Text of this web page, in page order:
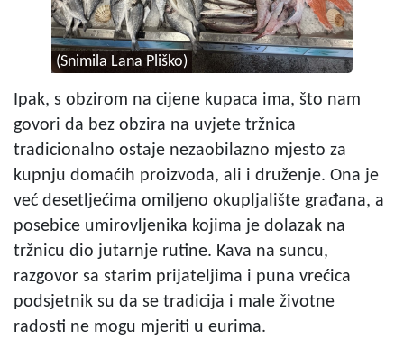
(Snimila Lana Pliško)
Ipak, s obzirom na cijene kupaca ima, što nam
govori da bez obzira na uvjete tržnica
tradicionalno ostaje nezaobilazno mjesto za
kupnju domaćih proizvoda, ali i druženje. Ona je
već desetljećima omiljeno okupljalište građana, a
posebice umirovljenika kojima je dolazak na
tržnicu dio jutarnje rutine. Kava na suncu,
razgovor sa starim prijateljima i puna vrećica
podsjetnik su da se tradicija i male životne
radosti ne mogu mjeriti u eurima.